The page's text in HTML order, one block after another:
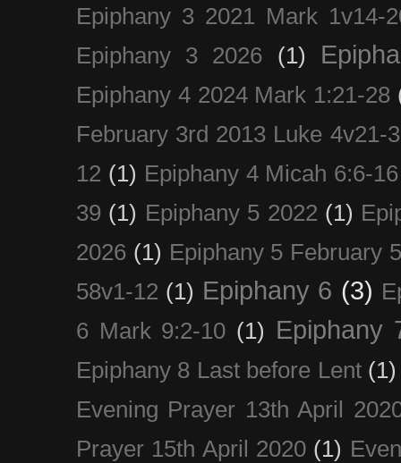
Epiphany 3 2021 Mark 1v14-
Epiphany 3 2026
(1)
Epiphany 4 2024 Mark 1:21-28
February 3rd 2013 Luke 4v21-
12 (1) Epiphany 4 Micah 6:6-16
39 (1) Epiphany 5 2022 (1)
2026 (1) Epiphany 5 February
58v1-12 (1) Epiphany 6 (3)
6 Mark 9:2-10 (1) Epiphany
Epiphany 8 Last before Lent (1)
Evening Prayer 13th April
Prayer 15th April 2020 (1)